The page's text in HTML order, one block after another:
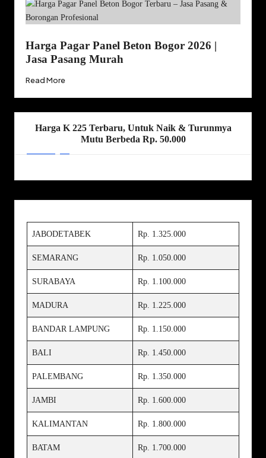
Harga Pagar Panel Beton Bogor 2026 |
Jasa Pasang Murah
Read More
Harga K 225 Terbaru, Untuk Naik & Turunmya
Mutu Berbeda Rp. 50.000
JABODETABEK Rp. 1.325.000
SEMARANG Rp. 1.050.000
SURABAYA Rp. 1.100.000
MADURA Rp. 1.225.000
BANDAR LAMPUNG Rp. 1.150.000
BALI Rp. 1.450.000
PALEMBANG Rp. 1.350.000
JAMBI Rp. 1.600.000
KALIMANTAN Rp. 1.800.000
BATAM Rp. 1.700.000